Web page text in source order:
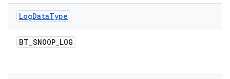
LogDataType
BT_SNOOP_LOG